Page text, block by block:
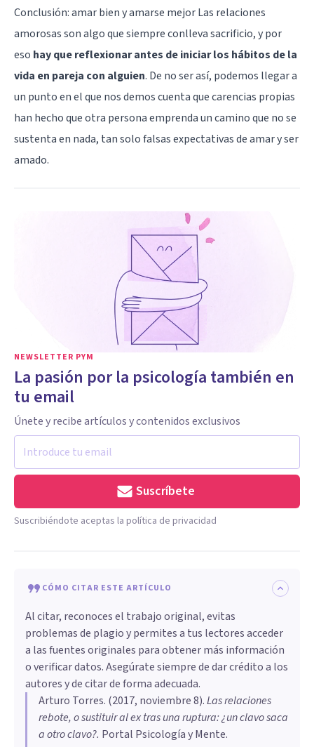
Conclusión: amar bien y amarse mejor Las relaciones
amorosas son algo que siempre conlleva sacrificio, y por
eso hay que reflexionar antes de iniciar los hábitos de la
vida en pareja con alguien. De no ser así, podemos llegar a
un punto en el que nos demos cuenta que carencias propias
han hecho que otra persona emprenda un camino que no se
sustenta en nada, tan solo falsas expectativas de amar y ser
amado.
NEWSLETTER PYM
La pasión por la psicología también en
tu email
Únete y recibe artículos y contenidos exclusivos
Suscríbete
Suscribiéndote aceptas la política de privacidad
CÓMO CITAR ESTE ARTÍCULO
Al citar, reconoces el trabajo original, evitas
problemas de plagio y permites a tus lectores acceder
a las fuentes originales para obtener más información
o verificar datos. Asegúrate siempre de dar crédito a los
autores y de citar de forma adecuada.
Arturo Torres. (2017, noviembre 8).Las relaciones
rebote, o sustituir al ex tras una ruptura: ¿un clavo saca
a otro clavo?. Portal Psicología y Mente.